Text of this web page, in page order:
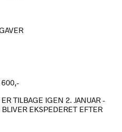
600,-
TILBAGE IGEN 2. JANUAR -
EKSPEDERET EFTER